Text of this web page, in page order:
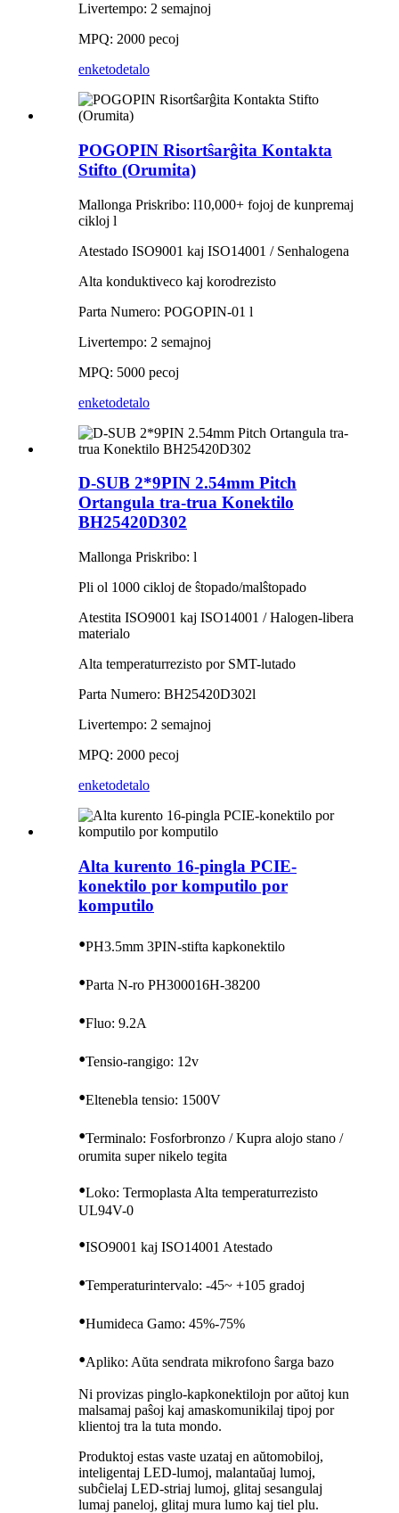
Livertempo: 2 semajnoj
MPQ: 2000 pecoj
enketodetalo
POGOPIN Risortŝarĝita Kontakta
Stifto (Orumita)
Mallonga Priskribo: l10,000+ fojoj de kunpremaj
cikloj l
Atestado ISO9001 kaj ISO14001 / Senhalogena
Alta konduktiveco kaj korodrezisto
Parta Numero: POGOPIN-01 l
Livertempo: 2 semajnoj
MPQ: 5000 pecoj
enketodetalo
D-SUB 2*9PIN 2.54mm Pitch
Ortangula tra-trua Konektilo
BH25420D302
Mallonga Priskribo: l
Pli ol 1000 cikloj de ŝtopado/malŝtopado
Atestita ISO9001 kaj ISO14001 / Halogen-libera
materialo
Alta temperaturrezisto por SMT-lutado
Parta Numero: BH25420D302l
Livertempo: 2 semajnoj
MPQ: 2000 pecoj
enketodetalo
Alta kurento 16-pingla PCIE-
konektilo por komputilo por
komputilo
•PH3.5mm 3PIN-stifta kapkonektilo
•Parta N-ro PH300016H-38200
•Fluo: 9.2A
•Tensio-rangigo: 12v
•Eltenebla tensio: 1500V
•Terminalo: Fosforbronzo / Kupra alojo stano /
orumita super nikelo tegita
•Loko: Termoplasta Alta temperaturrezisto
UL94V-0
•ISO9001 kaj ISO14001 Atestado
•Temperaturintervalo: -45~ +105 gradoj
•Humideca Gamo: 45%-75%
•Apliko: Aŭta sendrata mikrofono ŝarga bazo
Ni provizas pinglo-kapkonektilojn por aŭtoj kun
malsamaj paŝoj kaj amaskomunikilaj tipoj por
klientoj tra la tuta mondo.
Produktoj estas vaste uzataj en aŭtomobiloj,
inteligentaj LED-lumoj, malantaŭaj lumoj,
subĉielaj LED-striaj lumoj, glitaj sesangulaj
lumaj paneloj, glitaj mura lumo kaj tiel plu.